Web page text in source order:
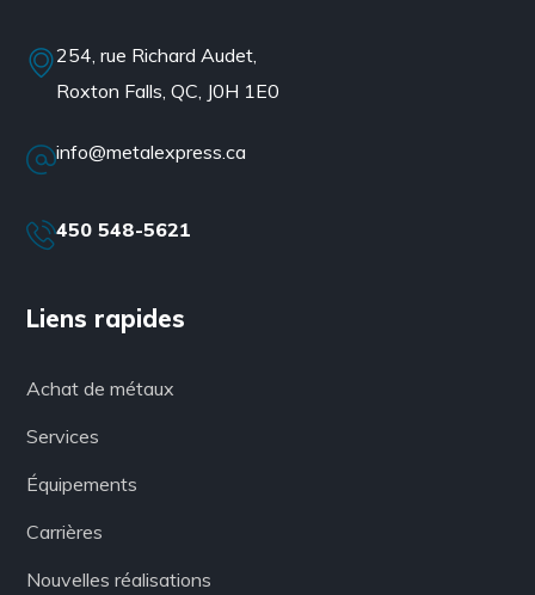
254, rue Richard Audet,
Roxton Falls, QC, J0H 1E0
info@metalexpress.ca
450 548-5621
Liens rapides
Achat de métaux
Services
Équipements
Carrières
Nouvelles réalisations